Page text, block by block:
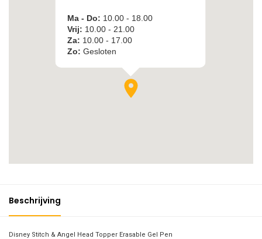
Beschrijving
Disney Stitch & Angel Head Topper Erasable Gel Pen